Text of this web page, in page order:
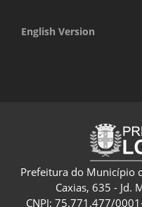
English Version
Prefeitura do Município
Caxias, 635 - Jd.
CNPJ: 75.771.477/